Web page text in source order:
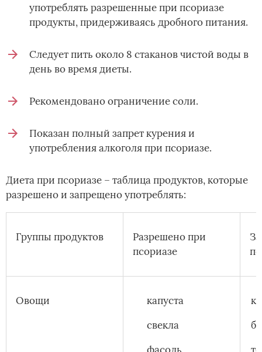
употреблять разрешенные при псориазе
продукты, придерживаясь дробного питания.
Следует пить около 8 стаканов чистой воды в
день во время диеты.
Рекомендовано ограничение соли.
Показан полный запрет курения и
употребления алкоголя при псориазе.
Диета при псориазе – таблица продуктов, которые
разрешено и запрещено употреблять:
Группы продуктов
Разрешено при
псориазе
Овощи
капуста
свекла